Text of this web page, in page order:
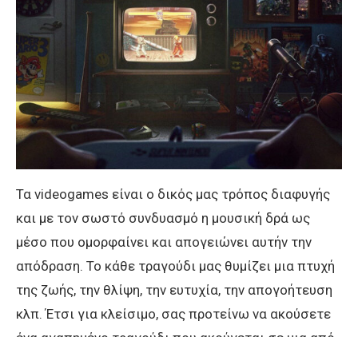
Τα videogames είναι ο δικός μας τρόπος διαφυγής
και με τον σωστό συνδυασμό η μουσική δρά ως
μέσο που ομορφαίνει και απογειώνει αυτήν την
απόδραση. Το κάθε τραγούδι μας θυμίζει μια πτυχή
της ζωής, την θλίψη, την ευτυχία, την απογοήτευση
κλπ. Έτσι για κλείσιμο, σας προτείνω να ακούσετε